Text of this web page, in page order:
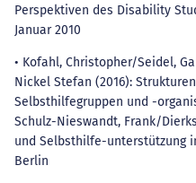
Perspektiven des Disability
Januar 2010
• Kofahl, Christopher/Seidel,
Nickel Stefan (2016):
Selbsthilfegruppen und -
Schulz-Nieswandt, Frank/
und Selbsthilfe-unterstützung
Berlin